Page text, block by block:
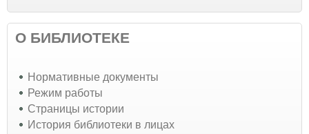
О БИБЛИОТЕКЕ
Нормативные документы
Режим работы
Страницы истории
История библиотеки в лицах